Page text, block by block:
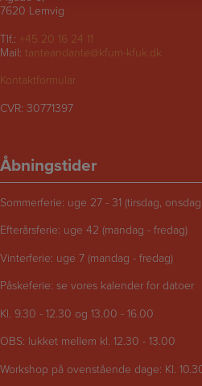
7620 Lemvig
Tlf.: +45 20 16 24 11
Mail: tanteandante@kfum-kfuk.dk
Kontaktformular
CVR: 30771397
Åbningstider
Sommerferie: uge 27 - 31 (tirsdag,
Efterårsferie: uge 42 (mandag - fredag)
Vinterferie: uge 7 (mandag - fredag)
Påskeferie: se vores kalender for datoer
Kl. 9.30 - 12.30 og 13.00 - 16.00
OBS: lukket mellem kl. 12.30 - 13.00
Workshop på ovenstående dage: Kl.